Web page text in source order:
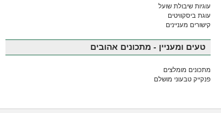
עוגיות שיבולת שועל
עוגת ביסקוויטים
קישורים מעניינים
טעים ומעניין - מתכונים אהובים
מתכונים מומלצים
פנקייק טבעוני מושלם